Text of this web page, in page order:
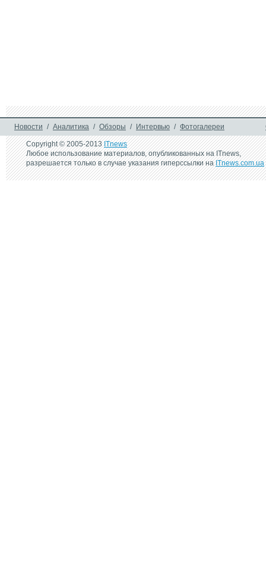
Новости / Аналитика / Обзоры / Интервью / Фотогалереи
Copyright © 2005-2013ITnews
Любое использование материалов, опубликованных на ITnews,
разрешается только в случае указания гиперссылки наITnews.com.ua